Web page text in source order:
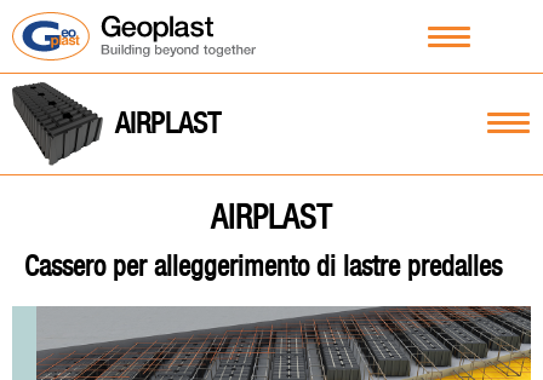
AIRPLAST
AIRPLAST
Cassero per alleggerimento di lastre predalles